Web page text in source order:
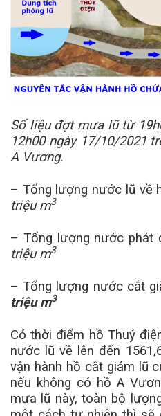
Số liệu đợt mưa lũ từ
12h00 ngày 17/10/2021
A Vương.
– Tổng lượng
triệu m3
– Tổng lượng nước
triệu m3
– Tổng lượng nước cắt
triệu m3
Có thời điểm hồ Thuỷ
nước lũ về lên đến
vận hành hồ cắt giảm lũ
nếu không có hồ A
mưa lũ này, toàn bộ